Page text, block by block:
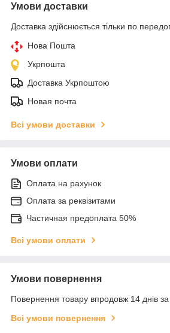
Умови доставки
Доставка здійснюється тільки по
Нова Пошта
Укрпошта
Доставка Укрпоштою
Новая почта
Всі умови доставки
Умови оплати
Оплата на рахунок
Оплата за реквізитами
Частичная предоплата 50%
Всі умови оплати
Умови повернення
Повернення товару впродовж 14 днів
Всі умови повернення